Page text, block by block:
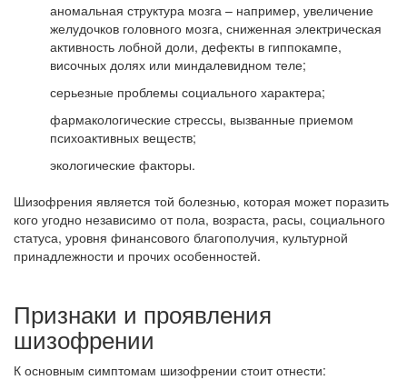
аномальная структура мозга – например, увеличение
желудочков головного мозга, сниженная электрическая
активность лобной доли, дефекты в гиппокампе,
височных долях или миндалевидном теле;
серьезные проблемы социального характера;
фармакологические стрессы, вызванные приемом
психоактивных веществ;
экологические факторы.
Шизофрения является той болезнью, которая может поразить
кого угодно независимо от пола, возраста, расы, социального
статуса, уровня финансового благополучия, культурной
принадлежности и прочих особенностей.
Признаки и проявления
шизофрении
К основным симптомам шизофрении стоит отнести: